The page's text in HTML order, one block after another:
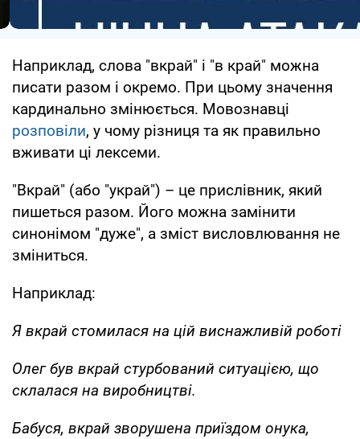
Наприклад, слова "вкрай" і "в край" можна
писати разом і окремо. При цьому значення
кардинально змінюється. Мовознавці
розповіли, у чому різниця та як правильно
вживати ці лексеми.
"Вкрай" (або "украй") – це прислівник, який
пишеться разом. Його можна замінити
синонімом "дуже", а зміст висловлювання не
зміниться.
Наприклад:
Я вкрай стомилася на цій виснажливій роботі
Олег був вкрай стурбований ситуацією, що
склалася на виробництві.
Бабуся, вкрай зворушена приїздом онука,